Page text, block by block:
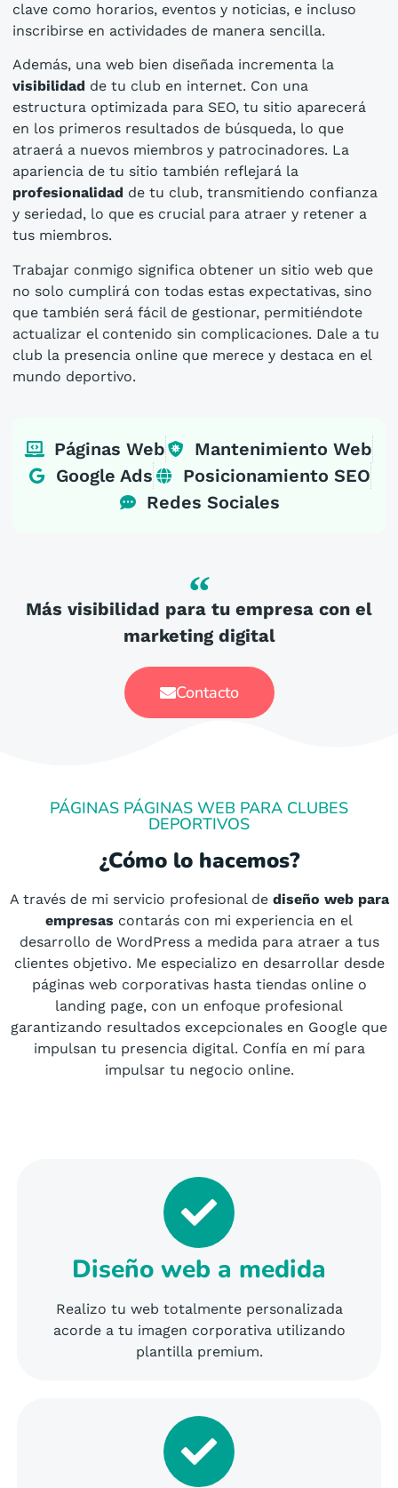
clave como horarios, eventos y noticias, e incluso
inscribirse en actividades de manera sencilla.
Además, una web bien diseñada incrementa la
visibilidad de tu club en internet. Con una
estructura optimizada para SEO, tu sitio aparecerá
en los primeros resultados de búsqueda, lo que
atraerá a nuevos miembros y patrocinadores. La
apariencia de tu sitio también reflejará la
profesionalidad de tu club, transmitiendo confianza
y seriedad, lo que es crucial para atraer y retener a
tus miembros.
Trabajar conmigo significa obtener un sitio web que
no solo cumplirá con todas estas expectativas, sino
que también será fácil de gestionar, permitiéndote
actualizar el contenido sin complicaciones. Dale a tu
club la presencia online que merece y destaca en el
mundo deportivo.
Páginas Web
Mantenimiento Web
Google Ads
Posicionamiento SEO
Redes Sociales
Más visibilidad para tu empresa con el
marketing digital
Contacto
PÁGINAS PÁGINAS WEB PARA CLUBES
DEPORTIVOS
¿Cómo lo hacemos?
A través de mi servicio profesional de diseño web para
empresas contarás con mi experiencia en el
desarrollo de WordPress a medida para atraer a tus
clientes objetivo. Me especializo en desarrollar desde
páginas web corporativas hasta tiendas online o
landing page, con un enfoque profesional
garantizando resultados excepcionales en Google que
impulsan tu presencia digital. Confía en mí para
impulsar tu negocio online.
Diseño web a medida
Realizo tu web totalmente personalizada
acorde a tu imagen corporativa utilizando
plantilla premium.